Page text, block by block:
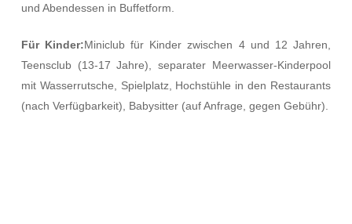
und Abendessen in Buffetform.
Für Kinder:Miniclub für Kinder zwischen 4 und 12 Jahren,
Teensclub (13-17 Jahre), separater Meerwasser-Kinderpool
mit Wasserrutsche, Spielplatz, Hochstühle in den Restaurants
(nach Verfügbarkeit), Babysitter (auf Anfrage, gegen Gebühr).